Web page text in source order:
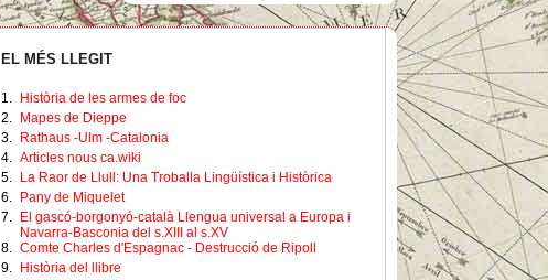
EL MÉS LLEGIT
1.
Història de les armes de foc
2.
Mapes de Dieppe
3.
Rathaus -Ulm -Catalonia
4. Articles nous ca.wiki
5.
La Raor de Llull: Una Troballa Lingüística i Històrica
6.
Pany de Miquelet
7.
El gascó-borgonyó-català Llengua universal a Europa i
Navarra-Basconia del s.XIII al s.XV
8. Comte Charles d'Espagnac - Destrucció de Ripoll
9.
Història del llibre